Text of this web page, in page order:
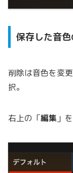
保存した音
削除は音色を変
択。
右上の「編集 」